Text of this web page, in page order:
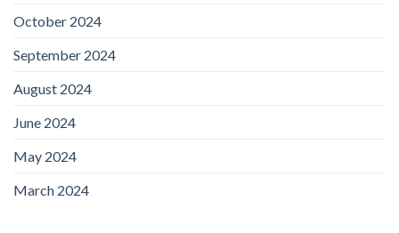
October 2024
September 2024
August 2024
June 2024
May 2024
March 2024